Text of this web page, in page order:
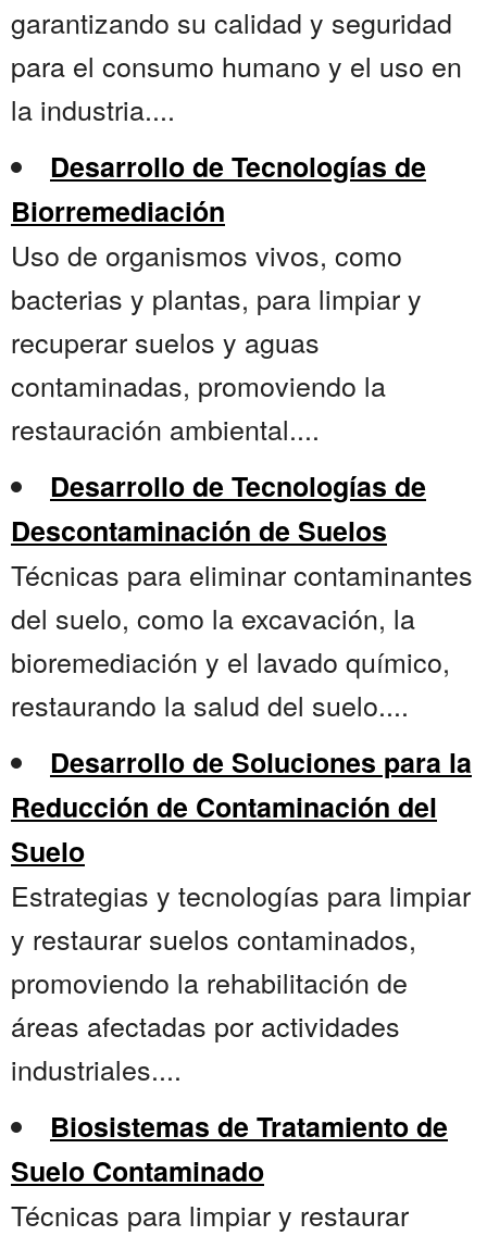
garantizando su calidad y seguridad
para el consumo humano y el uso en
la industria....
Desarrollo de Tecnologías de
Biorremediación
Uso de organismos vivos, como
bacterias y plantas, para limpiar y
recuperar suelos y aguas
contaminadas, promoviendo la
restauración ambiental....
Desarrollo de Tecnologías de
Descontaminación de Suelos
Técnicas para eliminar contaminantes
del suelo, como la excavación, la
bioremediación y el lavado químico,
restaurando la salud del suelo....
Desarrollo de Soluciones para la
Reducción de Contaminación del
Suelo
Estrategias y tecnologías para limpiar
y restaurar suelos contaminados,
promoviendo la rehabilitación de
áreas afectadas por actividades
industriales....
Biosistemas de Tratamiento de
Suelo Contaminado
Técnicas para limpiar y restaurar